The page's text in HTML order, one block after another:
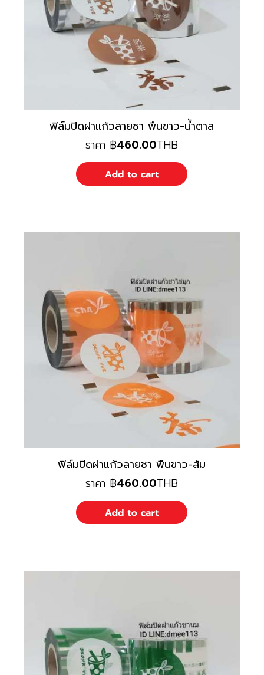
ฟิล์มปิดฝาแก้วลายชา พืนขาว-น้ำตาล
ราคา ฿460.00THB
ฟิล์มปิดฝาแก้วลายชา พืนขาว-ส้ม
ราคา ฿460.00THB